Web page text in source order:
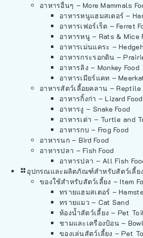
อาหารอื่นๆ – More Mammals
อาหารหนูแฮมสเตอร์ –
อาหารเฟอร์เร็ต – Ferret
อาหารหนู – Rats & Mice
อาหารเม่นแคระ –
อาหารกระรอกดิน –
อาหารลิง – Monkey Food
อาหารเมียร์แคท –
อาหารสัตว์เลี้อยคลาน – Reptile
อาหารกิ้งก่า – Lizard Food
อาหารงู – Snake Food
อาหารเต่า – Turtle and
อาหารกบ – Frog Food
อาหารนก – Bird Food
อาหารปลา – Fish Food
อาหารปลา – All Fish
อุปกรณและผลิตภัณฑ์สำหรับสัตว์เลี้ย
ของใช้สำหรับสัตว์เลี้ยง – Item
ทรายแฮมสเตอร์ –
ทรายแมว – Cat Sand
ห้องน้ำสัตว์เลี้ยง – Pet
ชามและเครื่องป้อน –
ของเล่นสัตว์เลี้ยง – Pet